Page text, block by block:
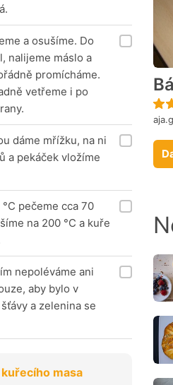
a osušíme. Do
nalijeme máslo a
promícháme.
vetřeme i po
dáme mřížku, na ni
a pekáček vložíme
pečeme cca 70
na 200 °C a kuře
nepoléváme ani
aby bylo v
a zelenina se
masa
aja.g